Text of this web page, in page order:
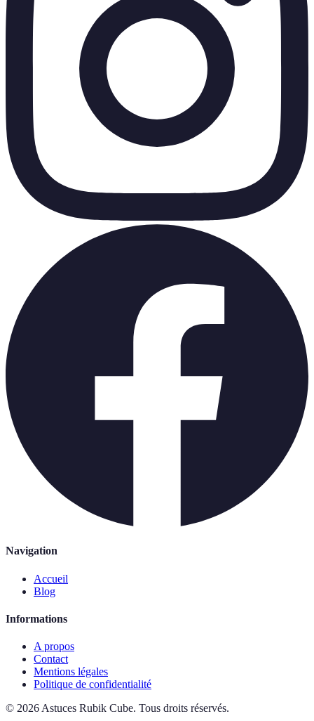
Navigation
Accueil
Blog
Informations
A propos
Contact
Mentions légales
Politique de confidentialité
© 2026 Astuces Rubik Cube. Tous droits réservés.